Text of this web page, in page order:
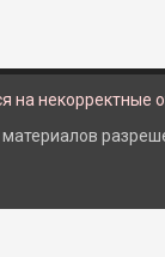
на некорректные